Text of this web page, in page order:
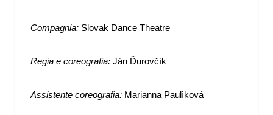
Compagnia: Slovak Dance Theatre
Regia e coreografia: Ján Ďurovčík
Assistente coreografia: Marianna Paulìková